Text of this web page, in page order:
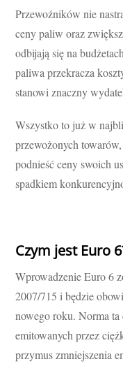
Przewoźników nie
ceny paliw oraz
odbijają się na
paliwa przekracza
stanowi znaczny
Wszystko to już w
przewożonych
podnieść ceny swoich
spadkiem
Czym jest Euro
Wprowadzenie Euro 6
2007/715 i będzie
nowego roku. Norma
emitowanych przez
przymus zmniejszenia